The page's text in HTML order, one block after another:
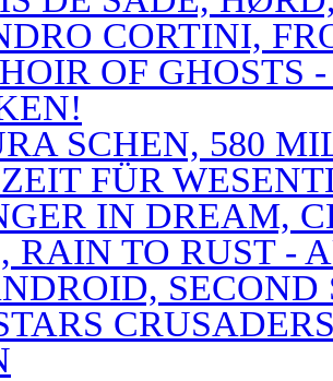
CORTINI,
OF GHOSTS
SCHEN, 580
FÜR
IN DREAM,
RAIN TO RUST -